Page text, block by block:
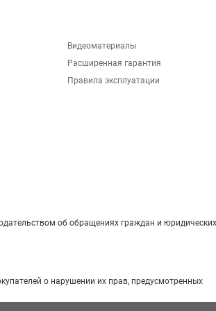
Видеоматериалы
Расширенная гарантия
Правила эксплуатации
об обращениях граждан и
о нарушении их прав, предусмотренных